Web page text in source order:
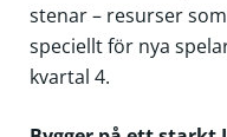
stenar – resurser
speciellt för nya
kvartal 4.